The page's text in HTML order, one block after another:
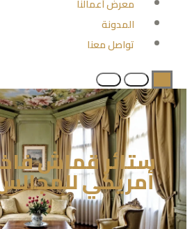
معرض أعمالنا
المدونة
تواصل معنا
ستائر قماش
أمريكي